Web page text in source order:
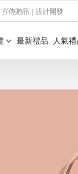
傳贈品｜設計開發
最新禮品 人氣